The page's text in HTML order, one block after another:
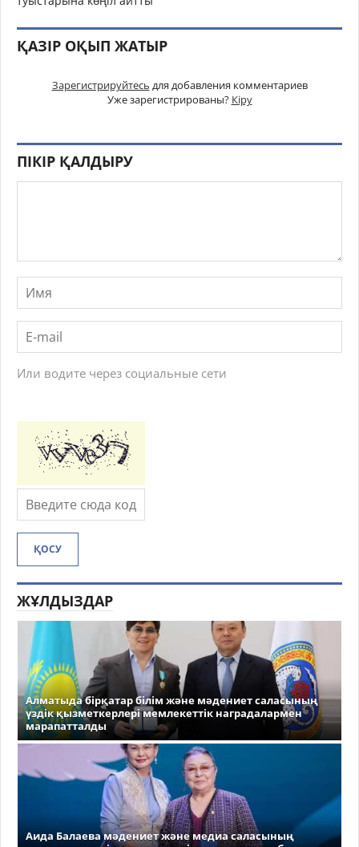
ҚАЗІР ОҚЫП ЖАТЫР
Зарегистрируйтесь для добавления комментариев
Уже зарегистрированы? Кіру
ПІКІР ҚАЛДЫРУ
Или водите через социальные сети
ҚОСУ
ЖҰЛДЫЗДАР
Алматыда бірқатар білім және мәдениет саласының
үздік қызметкерлері мемлекеттік наградалармен
марапатталды
Аида Балаева мәдениет және медиа саласының